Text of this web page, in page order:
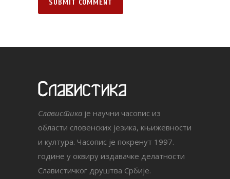
Славистика је научни часопис из
области словенских језика, књижевности
и култура. Часопис је покренут 1997.
године у оквиру издавачке делатности
Славистичког друштва Србије.